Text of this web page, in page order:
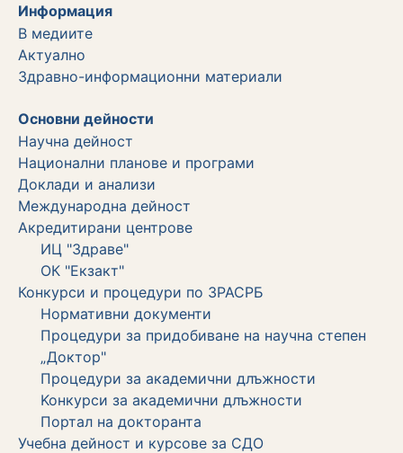
Информация
В медиите
Актуално
Здравно-информационни материали
Основни дейности
Научна дейност
Национални планове и програми
Доклади и анализи
Международна дейност
Акредитирани центрове
ИЦ "Здраве"
ОК "Екзакт"
Конкурси и процедури по ЗРАСРБ
Нормативни документи
Процедури за придобиване на научна степен
„Доктор"
Процедури за академични длъжности
Koнкурси за академични длъжности
Портал на докторанта
Учебна дейност и курсове за СДО